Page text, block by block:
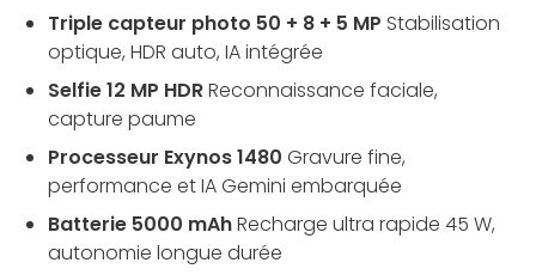
Triple capteur photo 50 + 8 + 5 MP Stabilisation
optique, HDR auto, IA intégrée
Selfie 12 MP HDRReconnaissance faciale,
capture paume
Processeur Exynos 1480 Gravure fine,
performance et IA Gemini embarquée
Batterie 5000 mAhRecharge ultra rapide 45 W,
autonomie longue durée